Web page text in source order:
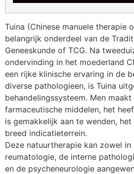
Tuina (Chinese manuele therapie
belangrijk onderdeel van de
Geneeskunde of TCG. Na
ondervinding in het moederland
een rijke klinische ervaring in de
diverse pathologieen, is Tuina
behandelingssysteem. Men
farmaceutische middelen, het
is gemakkelijk aan te wenden,
breed indicatieterrein.
Deze natuurtherapie kan zowel
reumatologie, de interne
en de psycheneurologie